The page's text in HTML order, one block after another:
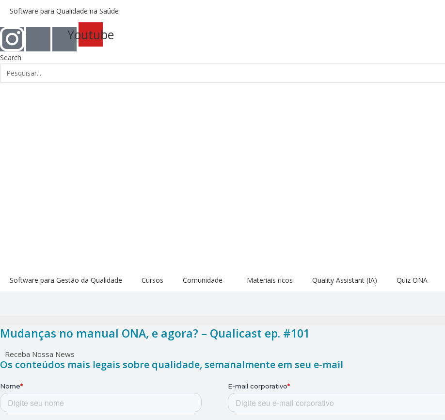
o
conteúdo
Software para Qualidade na Saúde
Youtube
Search
Software para Gestão da Qualidade Cursos Comunidade Materiais ricos Quality Assistant (IA) Quiz ONA
Mudanças no manual ONA, e agora? – Qualicast ep. #101
Receba Nossa News
Os conteúdos mais legais sobre qualidade, semanalmente em seu e-mail